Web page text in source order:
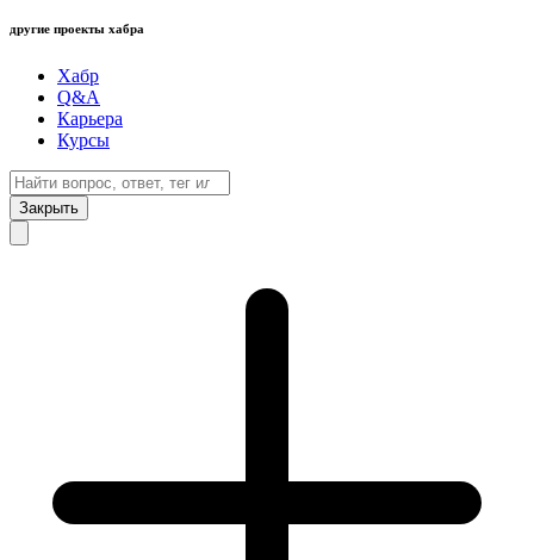
другие проекты хабра
Хабр
Q&A
Карьера
Курсы
Закрыть